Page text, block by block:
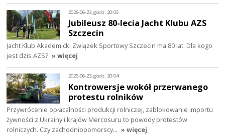
2026-06-23, godz. 20:05
Jubileusz 80-lecia Jacht Klubu AZS
Szczecin
Jacht Klub Akademicki Związek Sportowy Szczecin ma 80 lat. Dla kogo
jest dzis AZS? » więcej
2026-06-23, godz. 20:04
Kontrowersje wokół przerwanego
protestu rolników
Przywrócenie opłacalności produkcji rolniczej, zablokowanie importu
żywności z Ukrainy i krajów Mercosuru to powody protestów
rolniczych. Czy zachodniopomorscy… » więcej